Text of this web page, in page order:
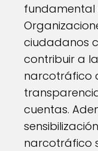
fundamental
ciudadanos
contribuir a
narcotráfico
cuentas.
narcotráfico